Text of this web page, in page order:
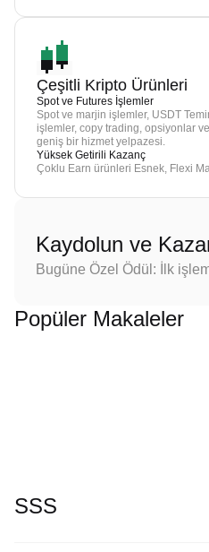
Çeşitli Kripto Ürünleri
Spot ve Futures İşlemler
Spot ve marjin işlemler, USDT
işlemler, copy trading, opsiyonlar
geniş bir hizmet yelpazesi.
Yüksek Getirili Kazanç
Çoklu Earn ürünleri Esnek, Flexi
Kaydolun ve
Bugüne Özel Ödül: İlk
Popüler Makaleler
SSS